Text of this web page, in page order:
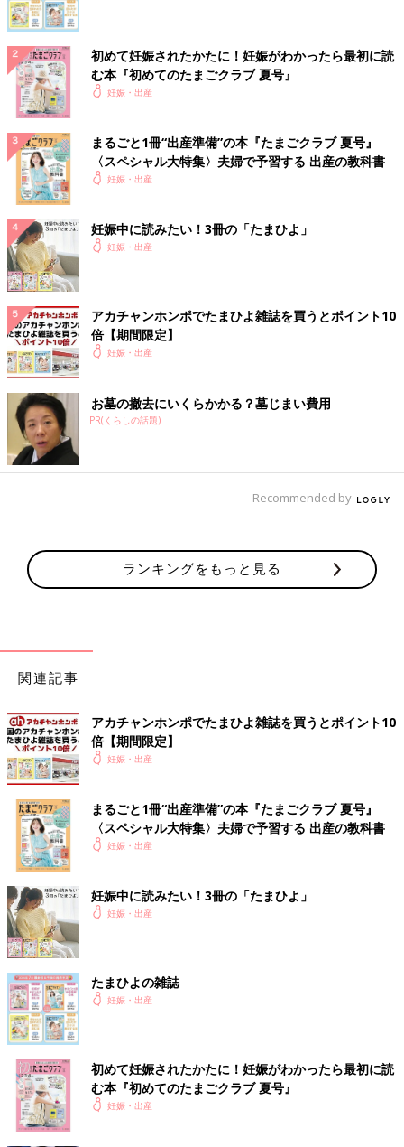
初めて妊娠されたかたに！妊娠がわかったら最初に読
む本『初めてのたまごクラブ 夏号』
妊娠・出産
まるごと1冊“出産準備”の本『たまごクラブ 夏号』
〈スペシャル大特集〉夫婦で予習する 出産の教科書
妊娠・出産
妊娠中に読みたい！3冊の「たまひよ」
妊娠・出産
アカチャンホンポでたまひよ雑誌を買うとポイント10
倍【期間限定】
妊娠・出産
お墓の撤去にいくらかかる？墓じまい費用
PR(くらしの話題)
Recommended by
ランキングをもっと見る
関連記事
アカチャンホンポでたまひよ雑誌を買うとポイント10
倍【期間限定】
妊娠・出産
まるごと1冊“出産準備”の本『たまごクラブ 夏号』
〈スペシャル大特集〉夫婦で予習する 出産の教科書
妊娠・出産
妊娠中に読みたい！3冊の「たまひよ」
妊娠・出産
たまひよの雑誌
妊娠・出産
初めて妊娠されたかたに！妊娠がわかったら最初に読
む本『初めてのたまごクラブ 夏号』
妊娠・出産